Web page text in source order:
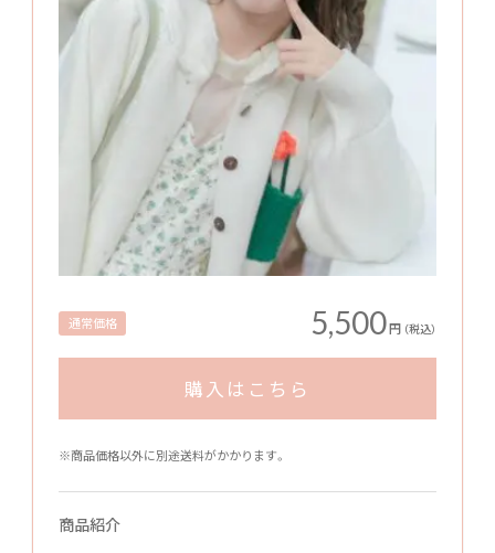
通常価格 5,500円 （税込）
購入はこちら
※商品価格以外に別途送料がかかります。
商品紹介